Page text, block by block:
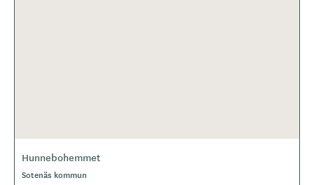
Hunnebohemmet
Sotenäs kommun